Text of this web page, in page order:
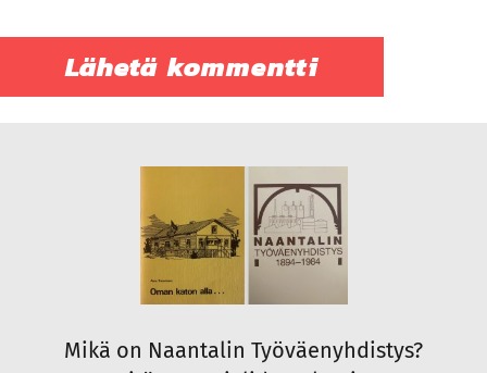
Mikä on Naantalin Työväenyhdistys?